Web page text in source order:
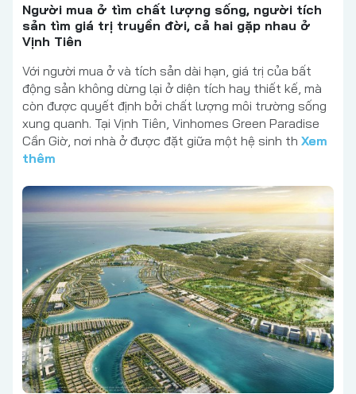
Người mua ở tìm chất lượng sống, người tích
sản tìm giá trị truyền đời, cả hai gặp nhau ở
Vịnh Tiên
Với người mua ở và tích sản dài hạn, giá trị của bất
động sản không dừng lại ở diện tích hay thiết kế, mà
còn được quyết định bởi chất lượng môi trường sống
xung quanh. Tại Vịnh Tiên, Vinhomes Green Paradise
Cần Giờ, nơi nhà ở được đặt giữa một hệ sinh th Xem
thêm